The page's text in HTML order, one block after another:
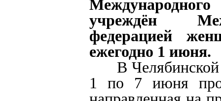
учреждён
федерацией
ежегодно 1 июня.
В
1 по 7 июня